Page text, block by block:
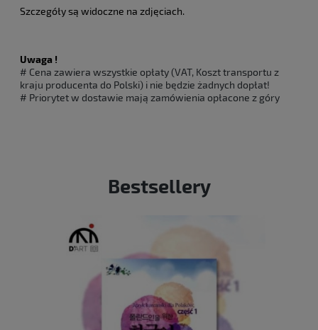
Szczegóły są widoczne na zdjęciach.
Uwaga !
# Cena zawiera wszystkie opłaty (VAT, Koszt transportu z
kraju producenta do Polski) i nie będzie żadnych dopłat!
# Priorytet w dostawie mają zamówienia opłacone z góry
Bestsellery